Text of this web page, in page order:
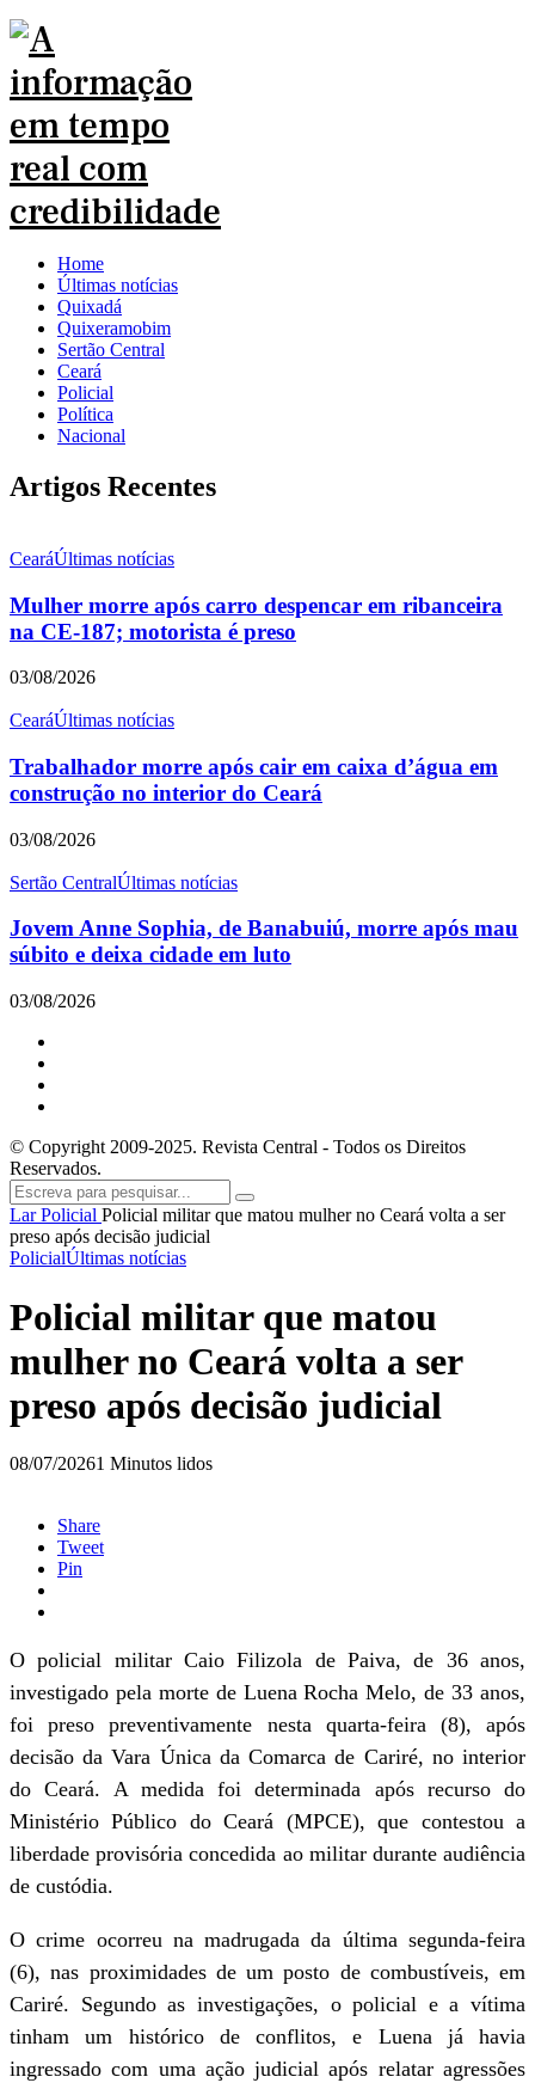
Home
Últimas notícias
Quixadá
Quixeramobim
Sertão Central
Ceará
Policial
Política
Nacional
Artigos Recentes
CearáÚltimas notícias
Mulher morre após carro despencar em ribanceira
na CE-187; motorista é preso
03/08/2026
CearáÚltimas notícias
Trabalhador morre após cair em caixa d’água em
construção no interior do Ceará
03/08/2026
Sertão CentralÚltimas notícias
Jovem Anne Sophia, de Banabuiú, morre após mau
súbito e deixa cidade em luto
03/08/2026
© Copyright 2009-2025. Revista Central - Todos os Direitos
Reservados.
LarPolicial Policial militar que matou mulher no Ceará volta a ser
preso após decisão judicial
PolicialÚltimas notícias
Policial militar que matou
mulher no Ceará volta a ser
preso após decisão judicial
08/07/20261 Minutos lidos
Share
Tweet
Pin
O policial militar Caio Filizola de Paiva, de 36 anos,
investigado pela morte de Luena Rocha Melo, de 33 anos,
foi preso preventivamente nesta quarta-feira (8), após
decisão da Vara Única da Comarca de Cariré, no interior
do Ceará. A medida foi determinada após recurso do
Ministério Público do Ceará (MPCE), que contestou a
liberdade provisória concedida ao militar durante audiência
de custódia.
O crime ocorreu na madrugada da última segunda-feira
(6), nas proximidades de um posto de combustíveis, em
Cariré. Segundo as investigações, o policial e a vítima
tinham um histórico de conflitos, e Luena já havia
ingressado com uma ação judicial após relatar agressões